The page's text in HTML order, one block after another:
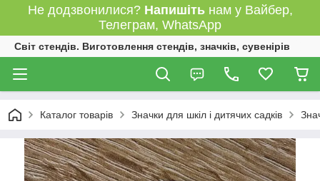
Не додзвонилися? Напишітьнам у Вайбер,
Телеграм, WhatsApp
Світ стендів. Виготовлення стендів, значків, сувенірів
Каталог товарів Значки для шкіл і дитячих садків